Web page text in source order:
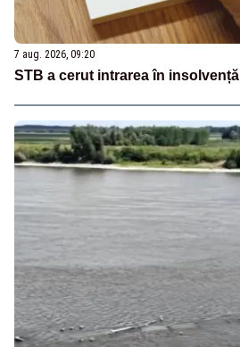
7 aug. 2026, 09:20
STB a cerut intrarea în insolvență